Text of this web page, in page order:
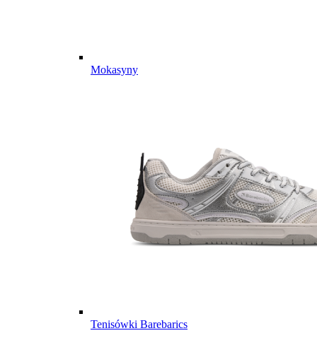
Mokasyny
Tenisówki Barebarics